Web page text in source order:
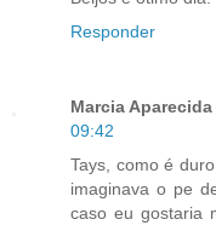
Responder
Marcia
09:42
Tays, como é
imaginava o pe
caso eu gostaria